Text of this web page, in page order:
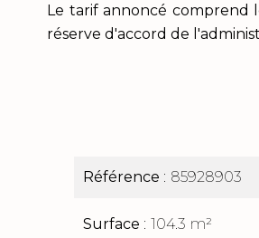
Le tarif annoncé comprend
réserve d'accord de
Référence 85928903
Surface 104.3 m²